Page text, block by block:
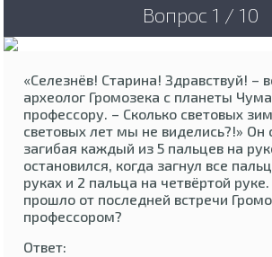
Вопрос 1 / 10
«Селезнёв! Старина! Здравствуй! –
археолог Громозека с планеты
профессору. – Сколько световых
световых лет мы не виделись?!» Он
загибая каждый из 5 пальцев на
остановился, когда загнул все
руках и 2 пальца на четвёртой
прошло от последней встречи
профессором?
Ответ: